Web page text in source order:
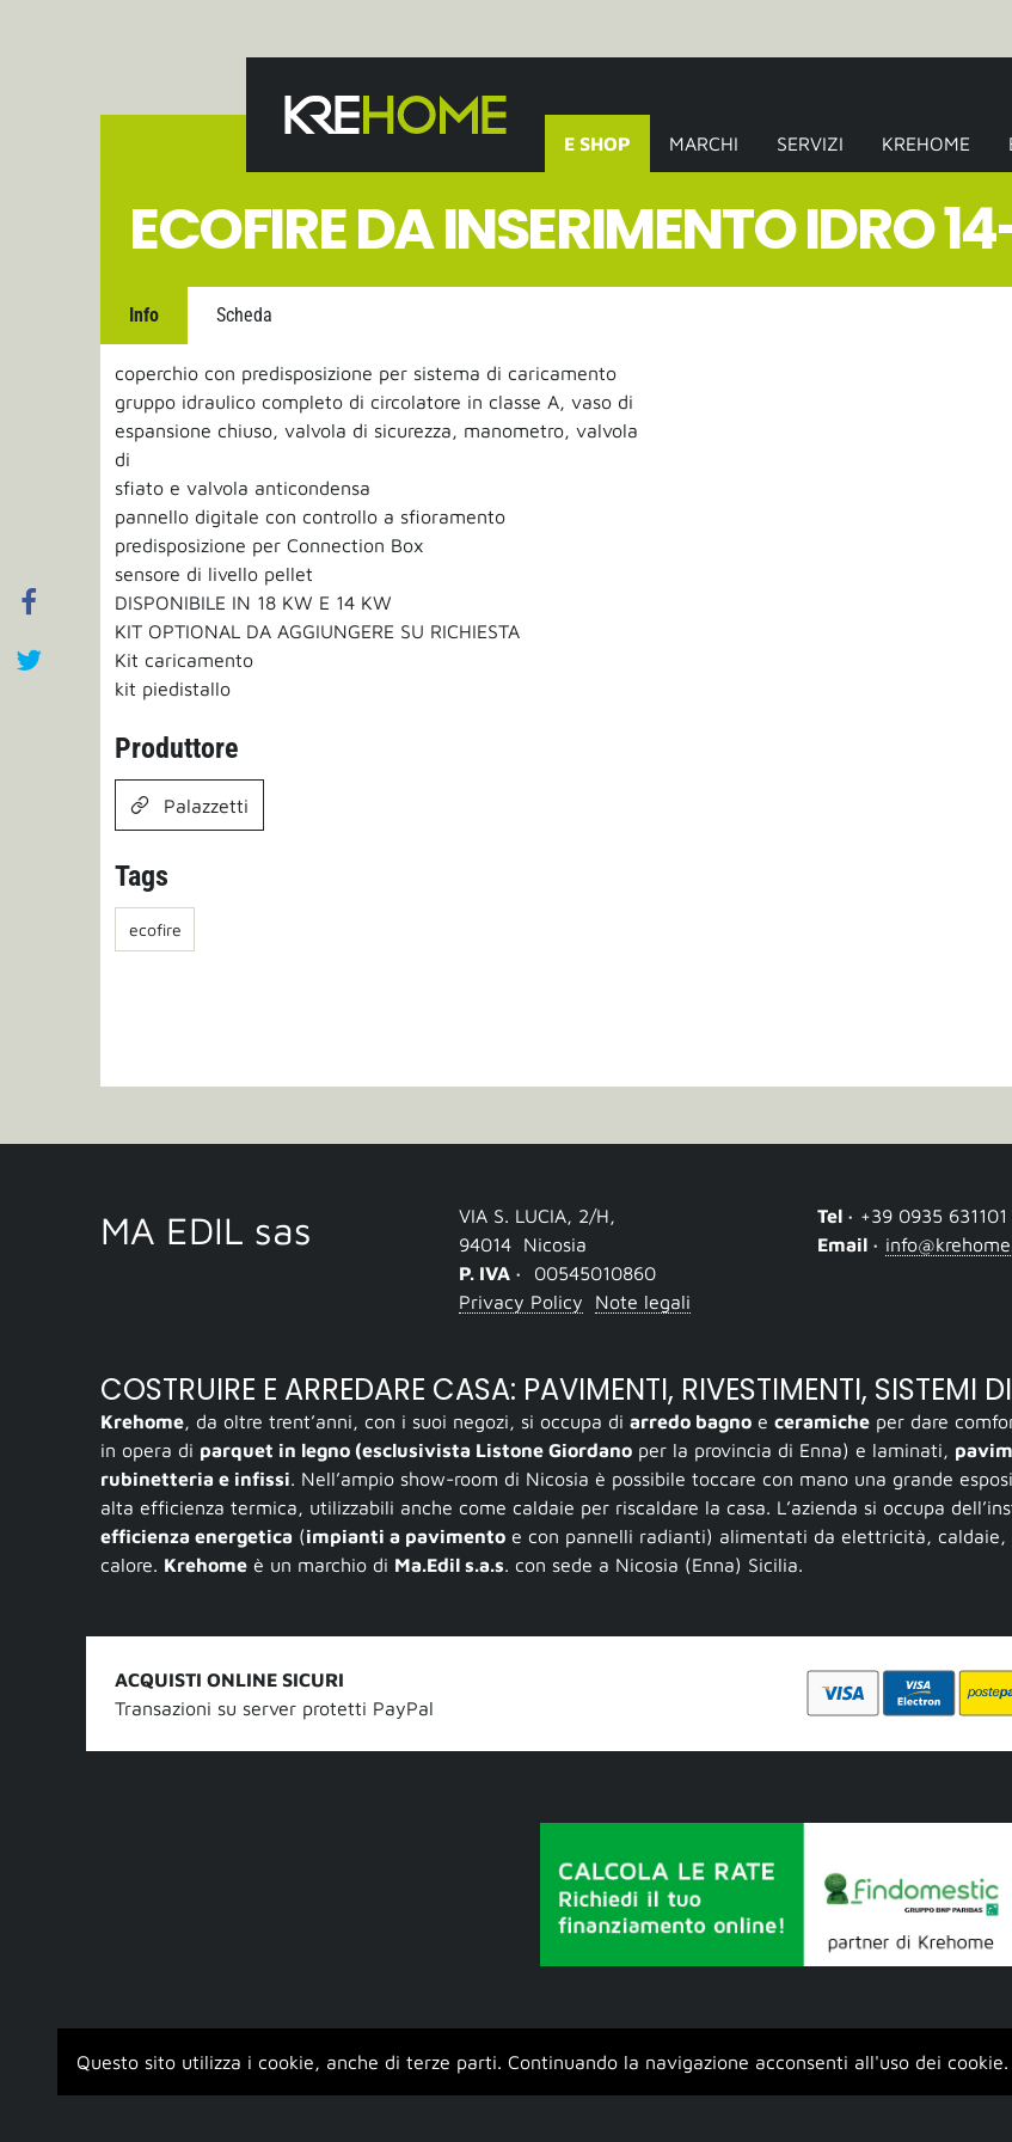
E SHOP MARCHI SERVIZI KREHOME
ECOFIRE DA INSERIMENTO IDRO
Info Scheda
coperchio con predisposizione per sistema di caricamento
gruppo idraulico completo di circolatore in classe A, vaso di
espansione chiuso, valvola di sicurezza, manometro, valvola
di
sfiato e valvola anticondensa
pannello digitale con controllo a sfioramento
predisposizione per Connection Box
sensore di livello pellet
DISPONIBILE IN 18 KW E 14 KW
KIT OPTIONAL DA AGGIUNGERE SU RICHIESTA
Kit caricamento
kit piedistallo
Produttore
Palazzetti
Tags
ecofire
MA EDIL sas VIA S. LUCIA, 2/H,
94014
Nicosia
P. IVA ·
00545010860
Privacy Policy
Note legali
Tel · +39 0935 631101
Email ·
COSTRUIRE E ARREDARE CASA: PAVIMENTI, RIVESTIMENTI, SISTEMI
Krehome, da oltre trent’anni, con i suoi negozi, si occupa di arredo bagno e ceramiche per dare
in opera di parquet in legno (esclusivista Listone Giordano per la provincia di Enna) e laminati,
rubinetteria e infissi. Nell’ampio show-room di Nicosia è possibile toccare con mano una grande
alta efficienza termica, utilizzabili anche come caldaie per riscaldare la casa. L’azienda si occupa
efficienza energetica (impianti a pavimento e con pannelli radianti) alimentati da elettricità,
calore. Krehome è un marchio di Ma.Edil s.a.s. con sede a Nicosia (Enna) Sicilia.
ACQUISTI ONLINE SICURI
Transazioni su server protetti PayPal
Questo sito utilizza i cookie, anche di terze parti. Continuando la navigazione acconsenti all'uso dei cookie.